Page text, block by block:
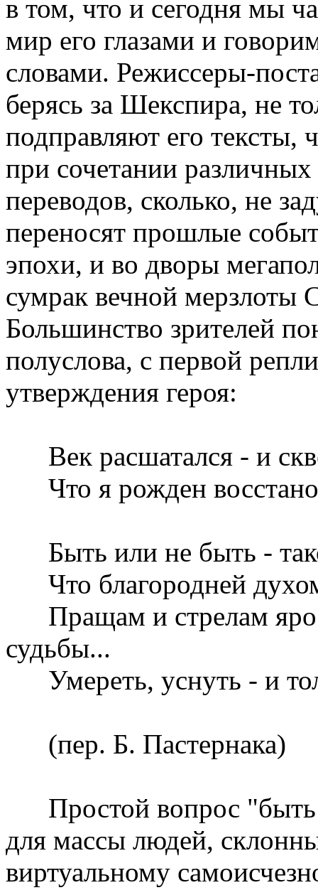
в том, что и сегодня мы
мир его глазами и
словами. Режиссеры-
берясь за Шекспира, не
подправляют его тексты,
при сочетании различных
переводов, сколько, не
переносят прошлые
эпохи, и во дворы
сумрак вечной мерзлоты
Большинство зрителей
полуслова, с первой
утверждения героя:
Век расшатался - и
Что я рожден
Быть или не быть -
Что благородней
Пращам и стрелам
судьбы...
Умереть, уснуть - и
(пер. Б. Пастернака)
Простой вопрос "быть
для массы людей,
виртуальному